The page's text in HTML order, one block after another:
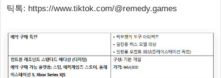
틱톡: https://www.tiktok.com/@remedy.games